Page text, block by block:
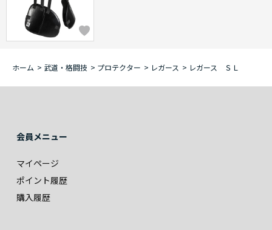
ホーム > 武道・格闘技 > プロテクター > レガース > レガース ＳＬ
会員メニュー
マイページ
ポイント履歴
購入履歴